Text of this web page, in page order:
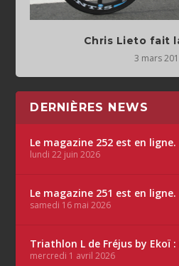
Chris Lieto fait
3 mars
DERNIÈRES NEWS
Le magazine 252 est en ligne.
lundi 22 juin 2026
Le magazine 251 est en ligne.
samedi 16 mai 2026
Triathlon L de Fréjus by Ekoï
mercredi 1 avril 2026